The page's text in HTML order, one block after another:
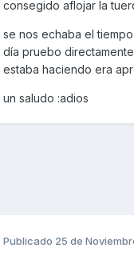
consegido aflojar la
se nos echaba el
día pruebo
estaba haciendo era
un saludo :adios
Publicado 25 de